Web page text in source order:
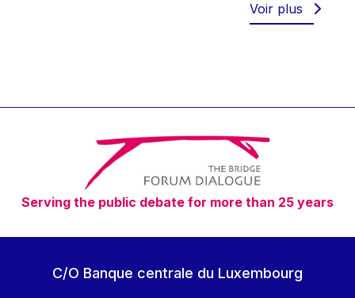
Timothy Radcliffe
Vaclav Klaus
Vassilios Skouris
Vítor Manuel da Silva Caldeira
Viviane Reding
Walter Hagg
Voir plus
Serving the public debate for more than 25 years
C/O Banque centrale du Luxembourg